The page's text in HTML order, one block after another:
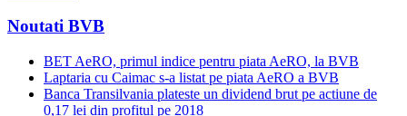
Noutati BVB
BET AeRO, primul indice pentru piata AeRO, la BVB
Laptaria cu Caimac s-a listat pe piata AeRO a BVB
Banca Transilvania plateste un dividend brut pe actiune de
0,17 lei din profitul pe 2018